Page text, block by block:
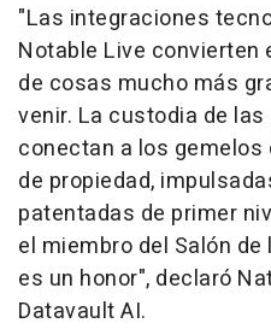
"Las integraciones
Notable Live convierten
de cosas mucho más
venir. La custodia de
conectan a los
de propiedad,
patentadas de primer
el miembro del Salón
es un honor", declaró
Datavault AI.